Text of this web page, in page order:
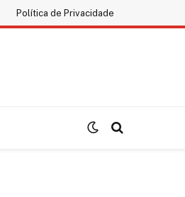
Política de Privacidade